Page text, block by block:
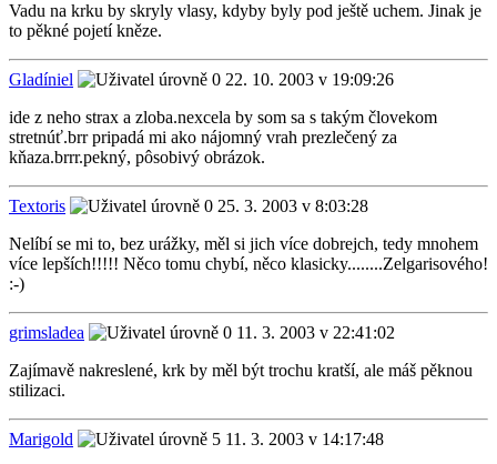
Vadu na krku by skryly vlasy, kdyby byly pod ještě uchem. Jinak je
to pěkné pojetí kněze.
Gladíniel
22. 10. 2003 v 19:09:26
ide z neho strax a zloba.nexcela by som sa s takým človekom
stretnúť.brr pripadá mi ako nájomný vrah prezlečený za
kňaza.brrr.pekný, pôsobivý obrázok.
Textoris
25. 3. 2003 v 8:03:28
Nelíbí se mi to, bez urážky, měl si jich více dobrejch, tedy mnohem
více lepších!!!!! Něco tomu chybí, něco klasicky........Zelgarisového!
:-)
grimsladea
11. 3. 2003 v 22:41:02
Zajímavě nakreslené, krk by měl být trochu kratší, ale máš pěknou
stilizaci.
Marigold
11. 3. 2003 v 14:17:48